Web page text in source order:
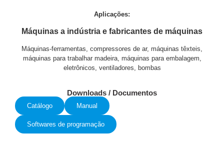
Aplicações:
Máquinas a indústria e fabricantes de máquinas
Máquinas-ferramentas, compressores de ar, máquinas têxteis,
máquinas para trabalhar madeira, máquinas para embalagem,
eletrônicos, ventiladores, bombas
Downloads / Documentos
Catálogo Manual
Softwares de programação